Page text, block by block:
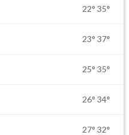
22° 35°
23° 37°
25° 35°
26° 34°
27° 32°